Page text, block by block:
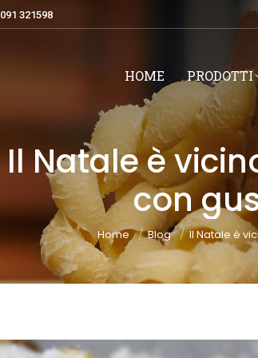
091 321598
HOME PRODOTTI
Il Natale è
con
You are here:
Home Blog Il Natale è